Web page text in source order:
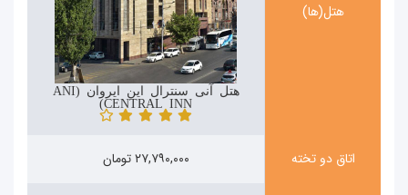
هتل(ها)
هتل آنی سنترال این ایروان (ANI
CENTRAL INN)
اتاق دو تخته ۲۷,۷۹۰,۰۰۰ تومان